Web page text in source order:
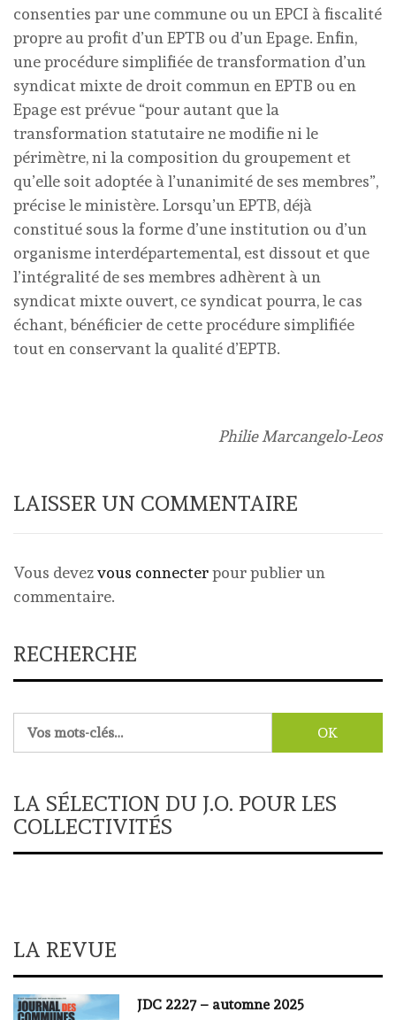
consenties par une commune ou un EPCI à fiscalité
propre au profit d’un EPTB ou d’un Epage. Enfin,
une procédure simplifiée de transformation d’un
syndicat mixte de droit commun en EPTB ou en
Epage est prévue “pour autant que la
transformation statutaire ne modifie ni le
périmètre, ni la composition du groupement et
qu’elle soit adoptée à l’unanimité de ses membres”,
précise le ministère. Lorsqu’un EPTB, déjà
constitué sous la forme d’une institution ou d’un
organisme interdépartemental, est dissout et que
l’intégralité de ses membres adhèrent à un
syndicat mixte ouvert, ce syndicat pourra, le cas
échant, bénéficier de cette procédure simplifiée
tout en conservant la qualité d’EPTB.
Philie Marcangelo-Leos
LAISSER UN COMMENTAIRE
Vous devezvous connecterpour publier un
commentaire.
RECHERCHE
LA SÉLECTION DU J.O. POUR LES
COLLECTIVITÉS
LA REVUE
JDC 2227 – automne 2025